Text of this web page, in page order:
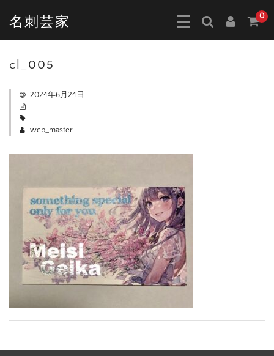
名刺芸家 0
cl_005
2024年6月24日
web_master